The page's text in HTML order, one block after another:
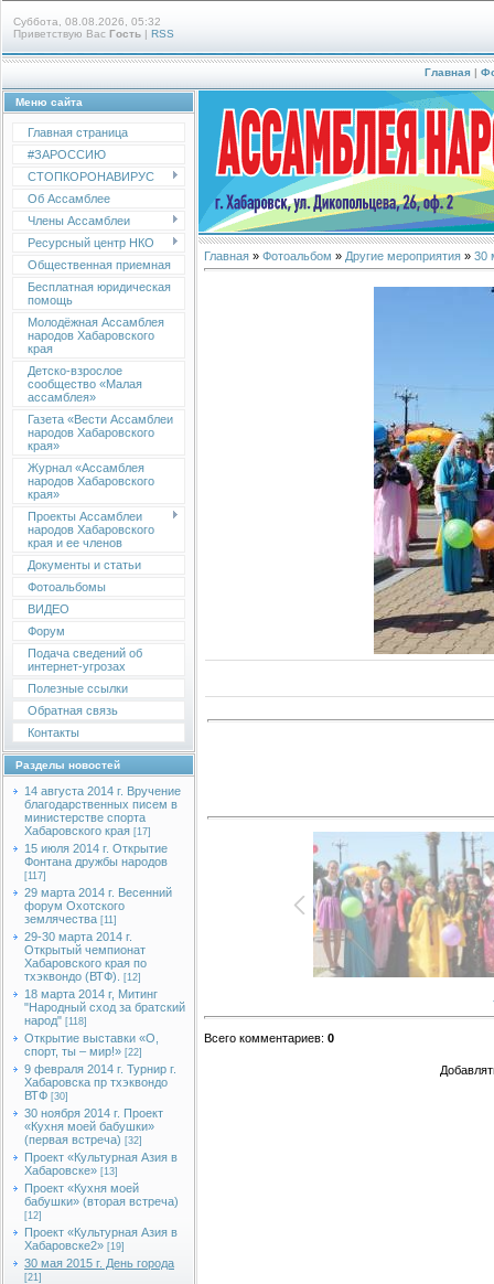
Суббота, 08.08.2026, 05:32
Приветствую Вас Гость | RSS
Главная |
Меню сайта
Главная страница
#ЗАРОССИЮ
СТОПКОРОНАВИРУС
Об Ассамблее
Члены Ассамблеи
Ресурсный центр НКО
Общественная приемная
Бесплатная юридическая
помощь
Молодёжная Ассамблея
народов Хабаровского
края
Детско-взрослое
сообщество «Малая
ассамблея»
Газета «Вести Ассамблеи
народов Хабаровского
края»
Журнал «Ассамблея
народов Хабаровского
края»
Проекты Ассамблеи
народов Хабаровского
края и ее членов
Документы и статьи
Фотоальбомы
ВИДЕО
Форум
Подача сведений об
интернет-угрозах
Полезные ссылки
Обратная связь
Контакты
Разделы новостей
14 августа 2014 г. Вручение
благодарственных писем в
министерстве спорта
Хабаровского края [17]
15 июля 2014 г. Открытие
Фонтана дружбы народов
[117]
29 марта 2014 г. Весенний
форум Охотского
землячества [11]
29-30 марта 2014 г.
Открытый чемпионат
Хабаровского края по
тхэквондо (ВТФ).
[12]
18 марта 2014 г, Митинг
"Народный сход за братский
народ" [118]
Открытие выставки «О,
спорт, ты – мир!» [22]
9 февраля 2014 г. Турнир г.
Хабаровска пр тхэквондо
ВТФ [30]
30 ноября 2014 г. Проект
«Кухня моей бабушки»
(первая встреча) [32]
Проект «Культурная Азия в
Хабаровске» [13]
Проект «Кухня моей
бабушки» (вторая встреча)
[12]
Проект «Культурная Азия в
Хабаровске2» [19]
30 мая 2015 г. День города
[21]
Главная » Фотоальбом » Другие мероприятия » 30
Всего комментариев: 0